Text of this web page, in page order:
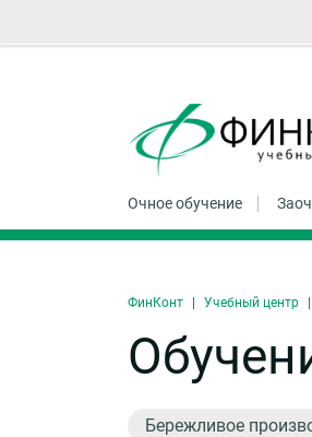
Очное обучение
ФинКонт Учебный центр
Бережливое